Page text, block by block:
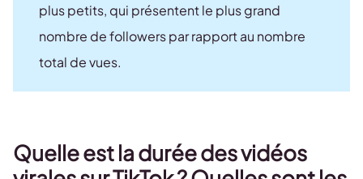
plus petits, qui présentent le plus grand
nombre de followers par rapport au nombre
total de vues.
Quelle est la durée des vidéos